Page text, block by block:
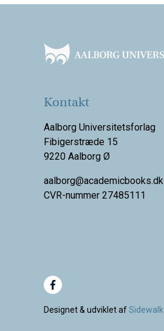
Kontakt
Aalborg Universitetsforlag
Fibigerstræde 15
9220 Aalborg Ø
aalborg@academicbooks.dk
CVR-nummer 27485111
Designet & udviklet afSidewalk